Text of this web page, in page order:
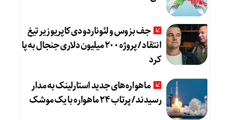
جف بزوس و لئوناردو دی‌کاپریو زیر تیغ
انتقاد / پروژه ۲۰۰ میلیون دلاری جنجال به پا
کرد
ماهواره‌های جدید استارلینک به مدار
رسیدند / پرتاب ۲۴ ماهواره با یک موشک